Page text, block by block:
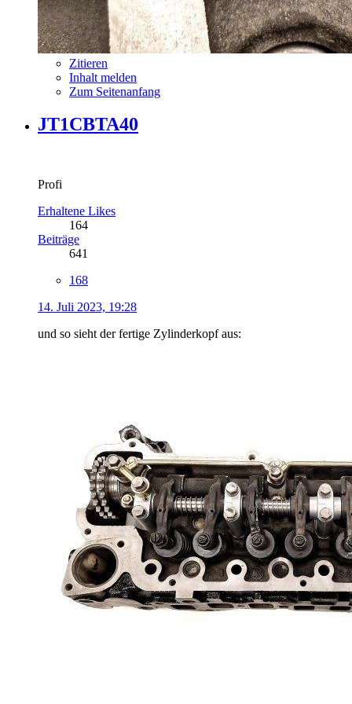
Zitieren
Inhalt melden
Zum Seitenanfang
JT1CBTA40
Profi
Erhaltene Likes
164
Beiträge
641
168
14. Juli 2023, 19:28
und so sieht der fertige Zylinderkopf aus: